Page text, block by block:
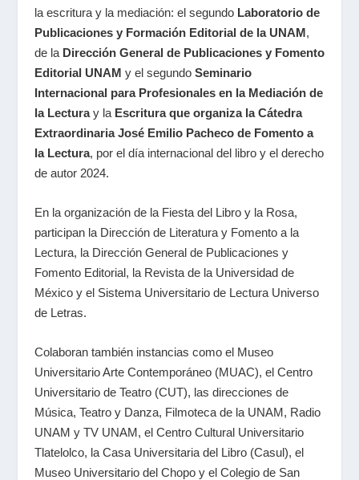
la escritura y la mediación: el segundo Laboratorio de
Publicaciones y Formación Editorial de la UNAM,
de la Dirección General de Publicaciones y Fomento
Editorial UNAM y el segundo Seminario
Internacional para Profesionales en la Mediación de
la Lectura y la Escritura que organiza la Cátedra
Extraordinaria José Emilio Pacheco de Fomento a
la Lectura, por el día internacional del libro y el derecho
de autor 2024.
En la organización de la Fiesta del Libro y la Rosa,
participan la Dirección de Literatura y Fomento a la
Lectura, la Dirección General de Publicaciones y
Fomento Editorial, la Revista de la Universidad de
México y el Sistema Universitario de Lectura Universo
de Letras.
Colaboran también instancias como el Museo
Universitario Arte Contemporáneo (MUAC), el Centro
Universitario de Teatro (CUT), las direcciones de
Música, Teatro y Danza, Filmoteca de la UNAM, Radio
UNAM y TV UNAM, el Centro Cultural Universitario
Tlatelolco, la Casa Universitaria del Libro (Casul), el
Museo Universitario del Chopo y el Colegio de San